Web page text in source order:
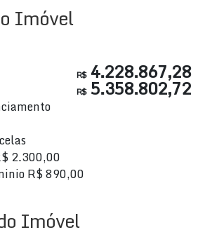
Imóvel
R$4.228.867,28
R$5.358.802,72
2.300,00
R$890,00
Imóvel